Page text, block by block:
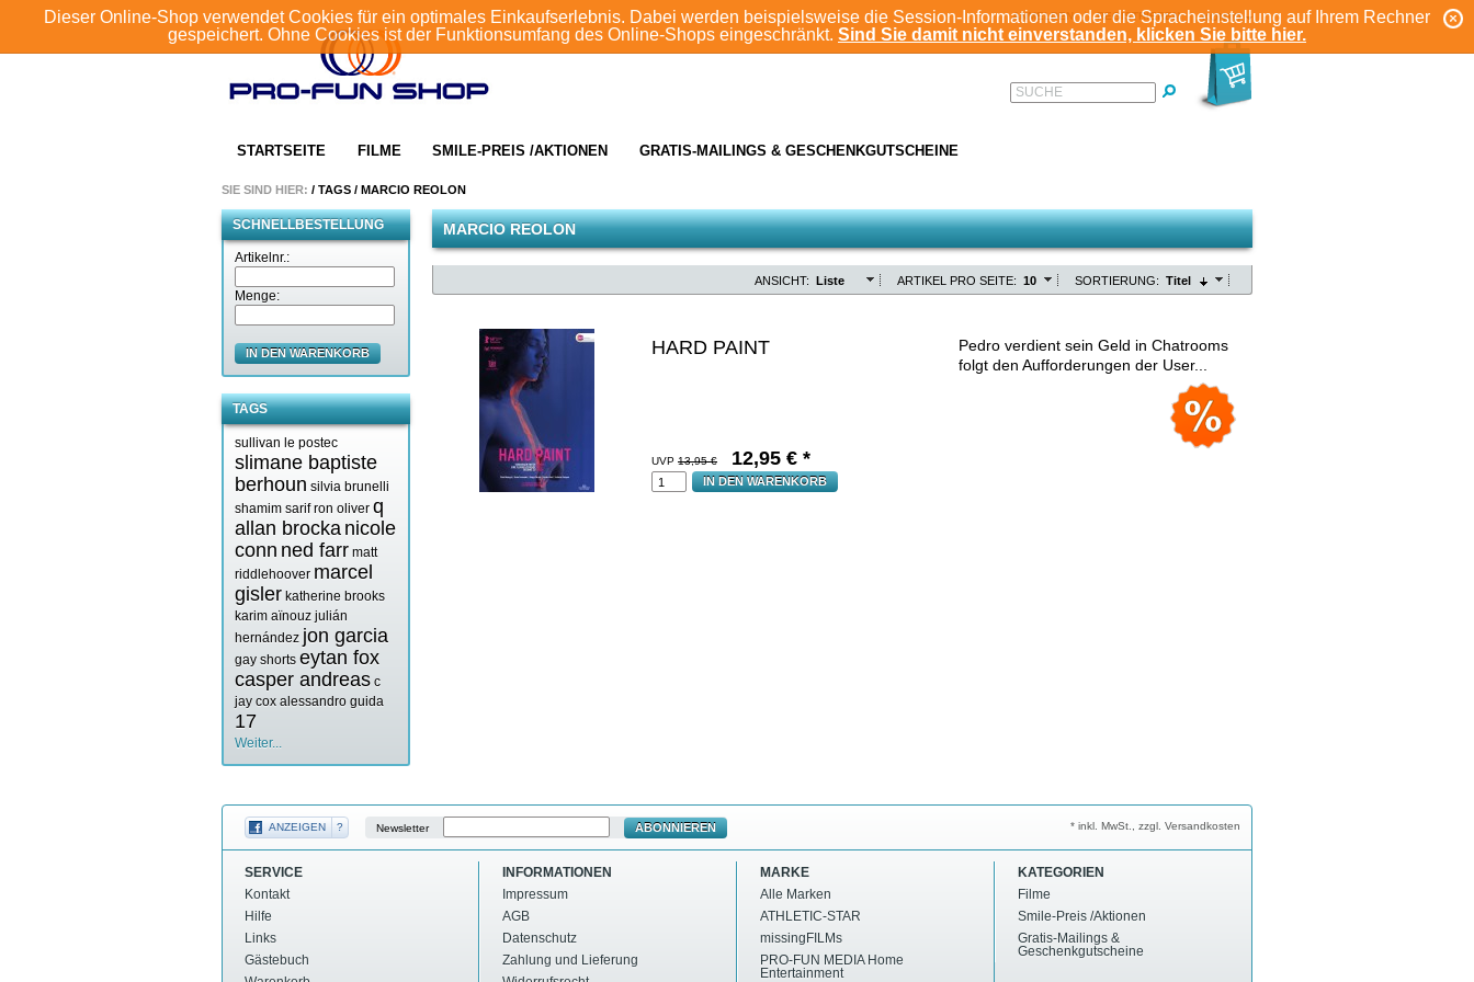
Dieser Online-Shop verwendet Cookies für ein optimales Einkaufserlebnis. Dabei werden beispielsweise die Session-Informationen oder die Spracheinstellung auf Ihrem Rechner
gespeichert. Ohne Cookies ist der Funktionsumfang des Online-Shops eingeschränkt. Sind Sie damit nicht einverstanden, klicken Sie bitte hier.
KONTO
ANMELDEN REGISTRIEREN
STARTSEITE FILME SMILE-PREIS /AKTIONEN GRATIS-MAILINGS & GESCHENKGUTSCHEINE
SUCHE
SIE SIND HIER: / TAGS / MARCIO REOLON
SCHNELLBESTELLUNG
Artikelnr.:
Menge:
IN DEN WARENKORB
TAGS
sullivan le postec
slimane baptiste
berhoun silvia brunelli
shamim sarif ron oliver q
allan brocka nicole
conn ned farr matt
riddlehoover marcel
gisler katherine brooks
karim aïnouz julián
hernández jon garcia
gay shorts eytan fox
casper andreas c
jay cox alessandro guida
17
Weiter...
MARCIO REOLON
SORTIERUNG: Titel
ARTIKEL PRO SEITE: 10
ANSICHT: Liste
HARD PAINT
Pedro verdient sein Geld in Chatrooms
folgt den Aufforderungen der User...
UVP 13,95 € 12,95 € *
IN DEN WARENKORB
ANZEIGEN ? Newsletter ABONNIEREN * inkl. MwSt., zzgl. Versandkosten
SERVICE
Kontakt
Hilfe
Links
Gästebuch
INFORMATIONEN
Impressum
AGB
Datenschutz
Zahlung und Lieferung
MARKE
Alle Marken
ATHLETIC-STAR
missingFILMs
PRO-FUN MEDIA Home
Entertainment
KATEGORIEN
Filme
Smile-Preis /Aktionen
Gratis-Mailings &
Geschenkgutscheine